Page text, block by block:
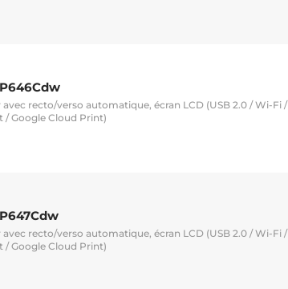
recto/verso automatique, écran LCD (USB 2.0 / Wi-Fi /
/ Google Cloud Print)
recto/verso automatique, écran LCD (USB 2.0 / Wi-Fi /
/ Google Cloud Print)